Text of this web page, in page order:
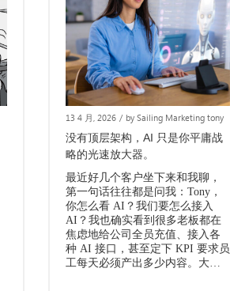
13 4 月, 2026 / by Sailing Marketing tony
没有顶层架构，AI 只是你平庸战
略的光速放大器。
最近好几个客户坐下来和我聊，
第一句话往往都是问我：Tony，
你怎么看 AI？我们要怎么接入
AI？我也确实看到很多老板都在
焦虑地给公司全员充值、接入各
种 AI 接口，甚至定下 KPI 要求员
工每天必须产出多少内容。大…